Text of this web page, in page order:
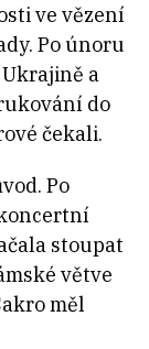
ve vězení
Po únoru
a
do
čekali.
Po
stoupat
větve
měl